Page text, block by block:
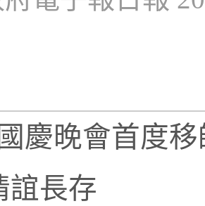
慶晚會首度
誼長存